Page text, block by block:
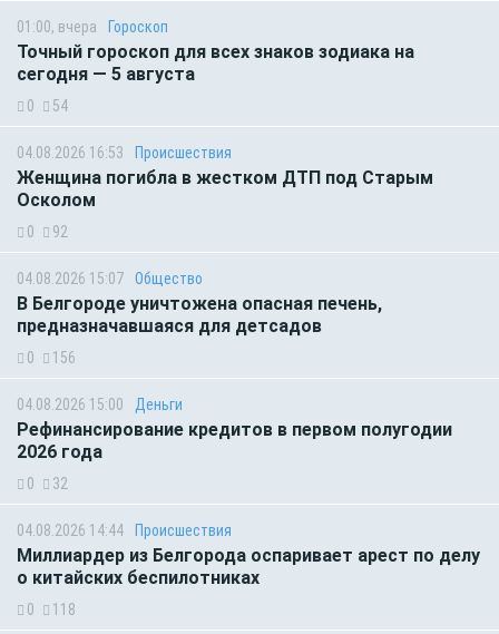
01:00, вчера Гороскоп
Точный гороскоп для всех знаков зодиака на
сегодня — 5 августа
0 54
04.08.2026 16:53 Происшествия
Женщина погибла в жестком ДТП под Старым
Осколом
0 92
04.08.2026 15:07 Общество
В Белгороде уничтожена опасная печень,
предназначавшаяся для детсадов
0 156
04.08.2026 15:00 Деньги
Рефинансирование кредитов в первом полугодии
2026 года
0 32
04.08.2026 14:44 Происшествия
Миллиардер из Белгорода оспаривает арест по делу
о китайских беспилотниках
0 118